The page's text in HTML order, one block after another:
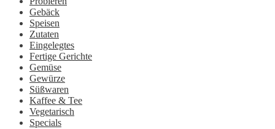
Gebäck
Speisen
Zutaten
Eingelegtes
Fertige Gerichte
Gemüse
Gewürze
Süßwaren
Kaffee & Tee
Vegetarisch
Specials